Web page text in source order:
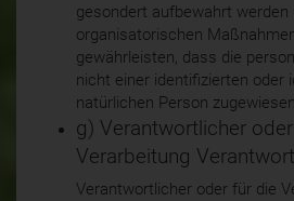
gesondert aufbewahrt
organisatorischen
gewährleisten, dass die
nicht einer identifizierten oder
natürlichen Person
g) Verantwortlicher
Verarbeitung
Verantwortlicher oder für die